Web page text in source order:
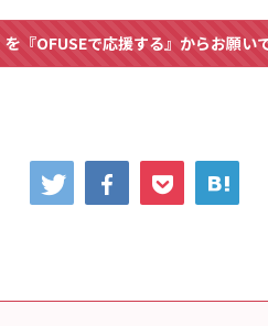
『OFUSEで応援する』からお願い